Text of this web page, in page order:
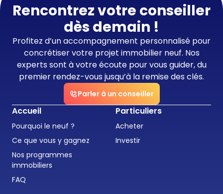
Rencontrez votre conseiller
dès demain !
Profitez d’un accompagnement personnalisé pour
concrétiser votre projet immobilier neuf. Nos
experts sont à votre écoute pour vous guider, du
premier rendez-vous jusqu’à la remise des clés.
Parler à un conseiller
Accueil
Pourquoi le neuf ?
Ce que vous y gagnez
Nos programmes
immobiliers
FAQ
Particuliers
Acheter
Investir